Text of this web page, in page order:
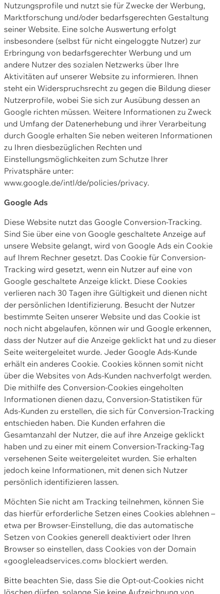
Nutzungsprofile und nutzt sie für Zwecke der Werbung,
Marktforschung und/oder bedarfsgerechten Gestaltung
seiner Website. Eine solche Auswertung erfolgt
insbesondere (selbst für nicht eingeloggte Nutzer) zur
Erbringung von bedarfsgerechter Werbung und um
andere Nutzer des sozialen Netzwerks über Ihre
Aktivitäten auf unserer Website zu informieren. Ihnen
steht ein Widerspruchsrecht zu gegen die Bildung dieser
Nutzerprofile, wobei Sie sich zur Ausübung dessen an
Google richten müssen. Weitere Informationen zu Zweck
und Umfang der Datenerhebung und ihrer Verarbeitung
durch Google erhalten Sie neben weiteren Informationen
zu Ihren diesbezüglichen Rechten und
Einstellungsmöglichkeiten zum Schutze Ihrer
Privatsphäre unter:
www.google.de/intl/de/policies/privacy.
Google Ads
Diese Website nutzt das Google Conversion-Tracking.
Sind Sie über eine von Google geschaltete Anzeige auf
unsere Website gelangt, wird von Google Ads ein Cookie
auf Ihrem Rechner gesetzt. Das Cookie für Conversion-
Tracking wird gesetzt, wenn ein Nutzer auf eine von
Google geschaltete Anzeige klickt. Diese Cookies
verlieren nach 30 Tagen ihre Gültigkeit und dienen nicht
der persönlichen Identifizierung. Besucht der Nutzer
bestimmte Seiten unserer Website und das Cookie ist
noch nicht abgelaufen, können wir und Google erkennen,
dass der Nutzer auf die Anzeige geklickt hat und zu dieser
Seite weitergeleitet wurde. Jeder Google Ads-Kunde
erhält ein anderes Cookie. Cookies können somit nicht
über die Websites von Ads-Kunden nachverfolgt werden.
Die mithilfe des Conversion-Cookies eingeholten
Informationen dienen dazu, Conversion-Statistiken für
Ads-Kunden zu erstellen, die sich für Conversion-Tracking
entschieden haben. Die Kunden erfahren die
Gesamtanzahl der Nutzer, die auf ihre Anzeige geklickt
haben und zu einer mit einem Conversion-Tracking-Tag
versehenen Seite weitergeleitet wurden. Sie erhalten
jedoch keine Informationen, mit denen sich Nutzer
persönlich identifizieren lassen.
Möchten Sie nicht am Tracking teilnehmen, können Sie
das hierfür erforderliche Setzen eines Cookies ablehnen –
etwa per Browser-Einstellung, die das automatische
Setzen von Cookies generell deaktiviert oder Ihren
Browser so einstellen, dass Cookies von der Domain
«googleleadservices.com» blockiert werden.
Bitte beachten Sie, dass Sie die Opt-out-Cookies nicht